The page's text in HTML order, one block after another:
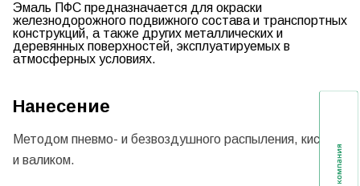
Эмаль ПФС предназначается для окраски
железнодорожного подвижного состава и транспортных
конструкций, а также других металлических и
деревянных поверхностей, эксплуатируемых в
атмосферных условиях.
Нанесение
Методом пневмо- и безвоздушного распыления, кистью
и валиком.